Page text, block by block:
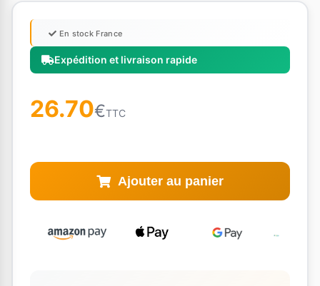
Expédition et livraison rapide
En stock France
26.70€TTC
Ajouter au panier